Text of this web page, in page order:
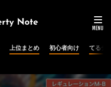
上位まとめ 初心者向け てるチ